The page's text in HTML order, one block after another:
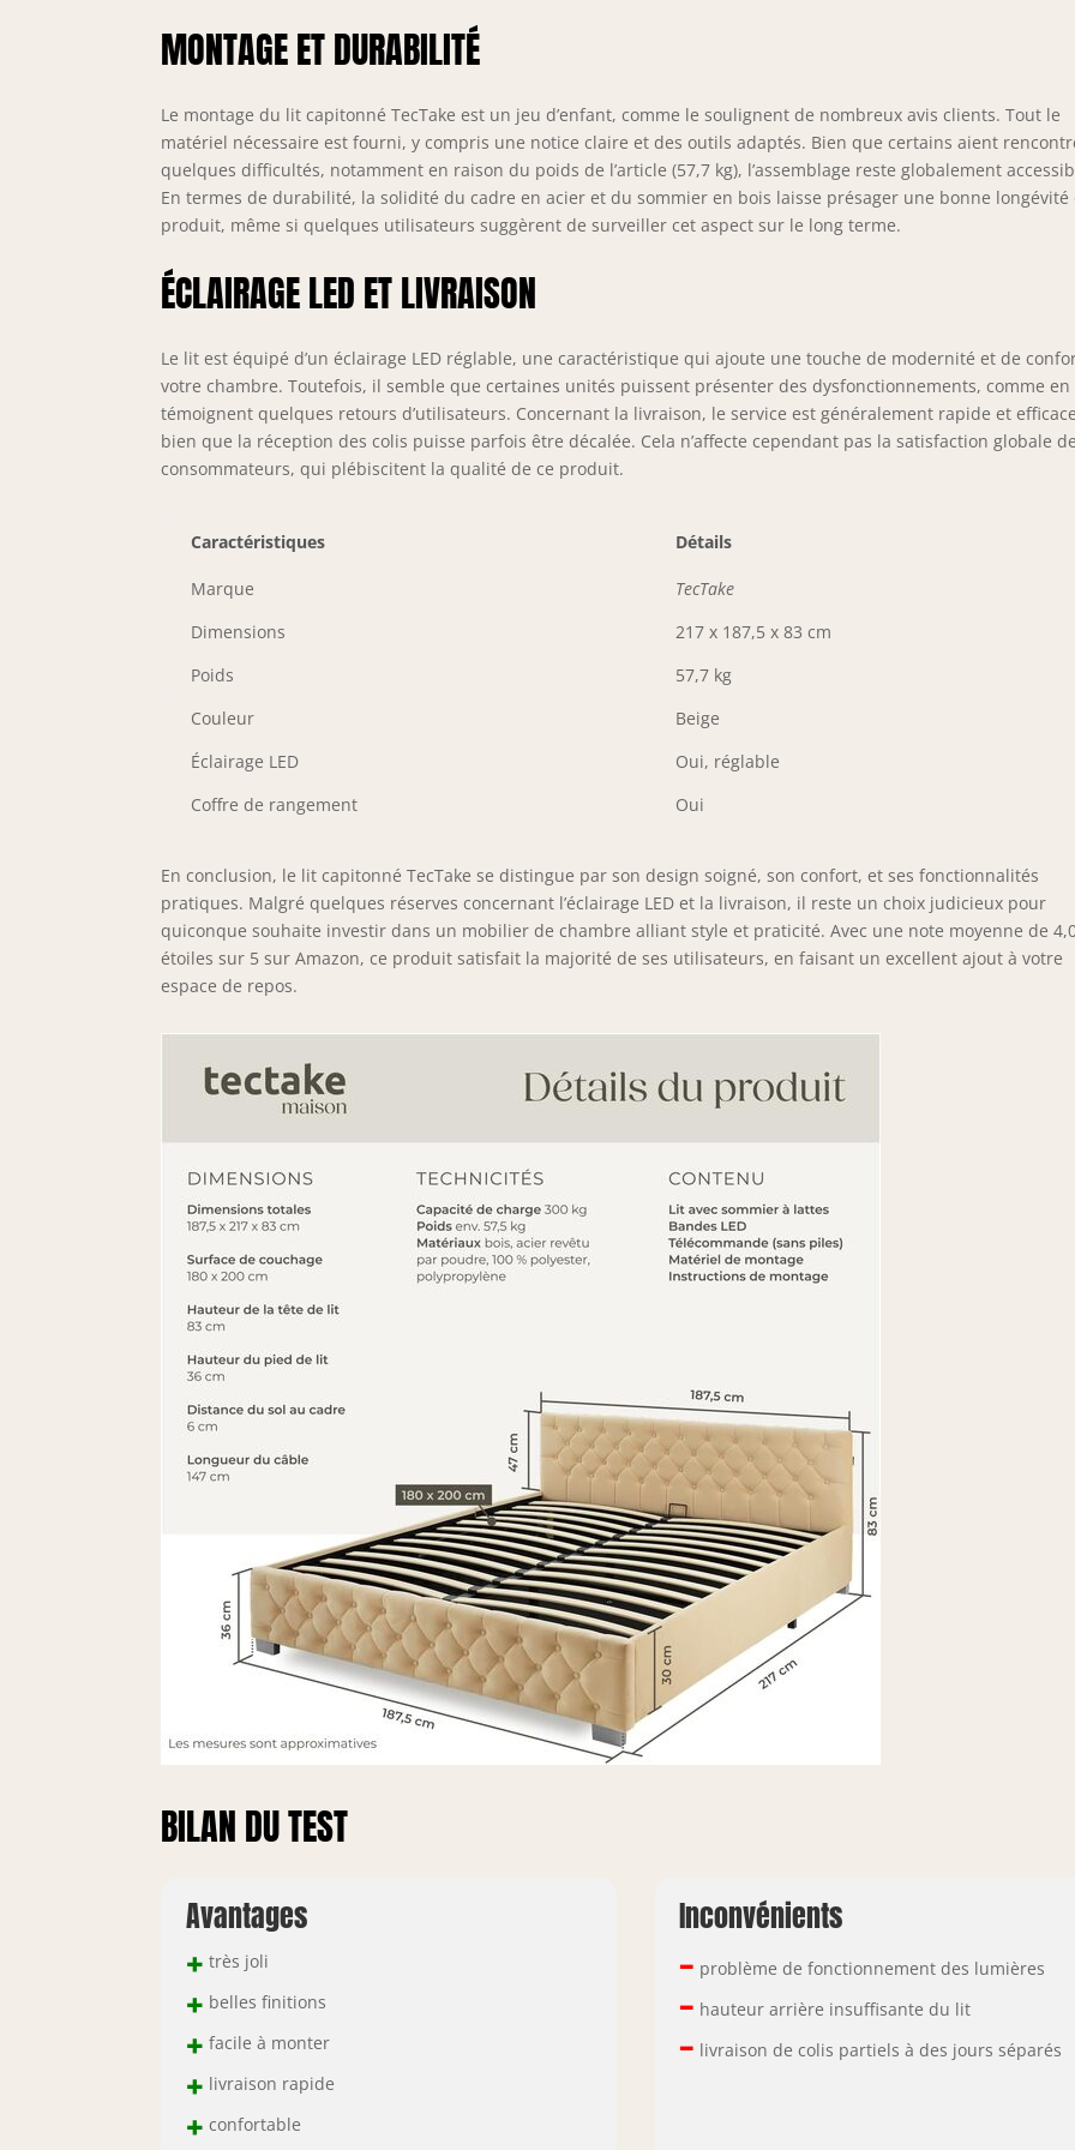
MONTAGE ET DURABILITÉ
Le montage du lit capitonné TecTake est un jeu d’enfant, comme le soulignent de nombreux avis clients. Tout le
matériel nécessaire est fourni, y compris une notice claire et des outils adaptés. Bien que certains aient
quelques difficultés, notamment en raison du poids de l’article (57,7 kg), l’assemblage reste globalement
En termes de durabilité, la solidité du cadre en acier et du sommier en bois laisse présager une bonne longévité
produit, même si quelques utilisateurs suggèrent de surveiller cet aspect sur le long terme.
ÉCLAIRAGE LED ET LIVRAISON
Le lit est équipé d’un éclairage LED réglable, une caractéristique qui ajoute une touche de modernité et de
votre chambre. Toutefois, il semble que certaines unités puissent présenter des dysfonctionnements, comme en
témoignent quelques retours d’utilisateurs. Concernant la livraison, le service est généralement rapide et
bien que la réception des colis puisse parfois être décalée. Cela n’affecte cependant pas la satisfaction globale
consommateurs, qui plébiscitent la qualité de ce produit.
Caractéristiques Détails
Marque
TecTake
Dimensions
217 x 187,5 x 83 cm
Poids
57,7 kg
Couleur
Beige
Éclairage LED
Oui, réglable
Coffre de rangement
Oui
En conclusion, le lit capitonné TecTake se distingue par son design soigné, son confort, et ses fonctionnalités
pratiques. Malgré quelques réserves concernant l’éclairage LED et la livraison, il reste un choix judicieux pour
quiconque souhaite investir dans un mobilier de chambre alliant style et praticité. Avec une note moyenne de
étoiles sur 5 sur Amazon, ce produit satisfait la majorité de ses utilisateurs, en faisant un excellent ajout à votre
espace de repos.
BILAN DU TEST
Avantages
+ très joli
+ belles finitions
+ facile à monter
+ livraison rapide
+ confortable
Inconvénients
– problème de fonctionnement des lumières
– hauteur arrière insuffisante du lit
– livraison de colis partiels à des jours séparés